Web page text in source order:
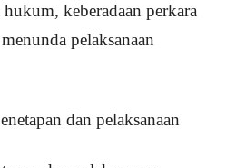
keberadaan perkara
pelaksanaan
dan pelaksanaan